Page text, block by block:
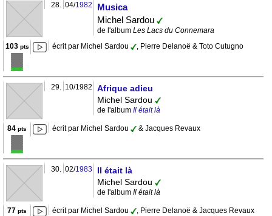
28. 04/1982
Musica
Michel Sardou
de l'album Les Lacs du Connemara
103pts écrit par Michel Sardou , Pierre Delanoë & Toto Cutugno
29. 10/1982
Afrique adieu
Michel Sardou
de l'album Il était là
84 pts écrit par Michel Sardou & Jacques Revaux
30. 02/1983
Il était là
Michel Sardou
de l'album Il était là
77 pts écrit par Michel Sardou , Pierre Delanoë & Jacques Revaux